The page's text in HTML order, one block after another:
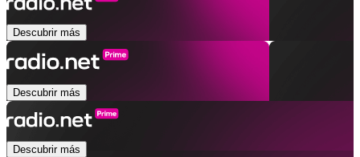
Descubrir más
Descubrir más
Descubrir más